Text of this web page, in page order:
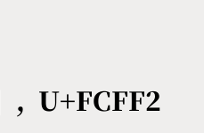
Unicode查詢
, U+FCFF2